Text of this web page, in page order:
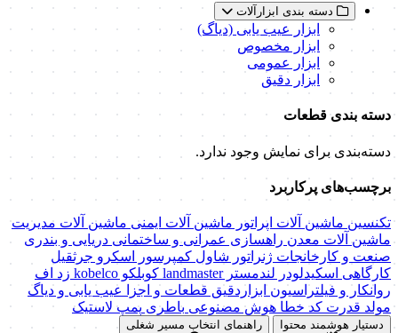
دسته بندی ابزارآلات
ابزار عیب یابی (دیاگ)
ابزار مخصوص
ابزار عمومی
ابزار دقیق
دسته بندی قطعات
دسته‌بندی برای نمایش وجود ندارد.
برچسب‌های پرکاربرد
تکنسین ماشین آلات اپراتور ماشین آلات ایمنی ماشین آلات مدیریت
ماشین آلات معدن راهسازی عمرانی و ساختمانی دریایی و بندری
صنعت و کارخانجات ژنراتور شاول کمپرسور اسکرو جرثقیل
کارگاهی اسکیدلودر لندمسترlandmaster کوبلکو kobelco زد اف
روانکار و فیلتراسیونابزاردقیق قطعات و اجزا
عیب یابی و دیاگ
مولد قدرت کد خطا هوش مصنوعی باطری پمپ لاستیک
دستیار هوشمند محتوا راهنمای انتخاب مسیر شغلی